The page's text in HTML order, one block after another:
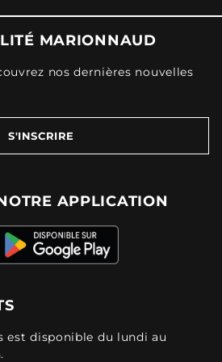
MARIONNAUD
nos dernières nouvelles
S'INSCRIRE
APPLICATION
est disponible du lundi au